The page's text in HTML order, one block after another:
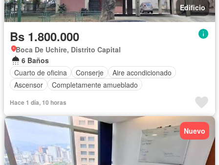
Edificio
Bs 1.800.000
Boca De Uchire, Distrito Capital
6 Baños
Cuarto de oficina
Conserje
Aire acondicionado
Ascensor
Completamente amueblado
Hace 1 día, 10 horas
Nuevo